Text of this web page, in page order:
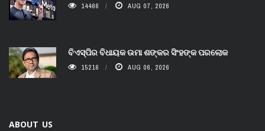
14466 AUG 07, 2026
ବିଏସ୍‌ପିର ବିଧାୟକ ଉମା ଶଙ୍କର ସିଂହଙ୍କ ପରଲୋକ
15216 AUG 06, 2026
ABOUT US